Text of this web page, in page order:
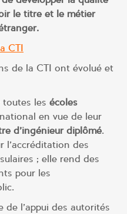
le titre et le métier
CTI
de la CTI ont évolué et
les écoles
en vue de leur
d’ingénieur diplômé.
l’accréditation des
; elle rend des
pour les
de l’appui des autorités